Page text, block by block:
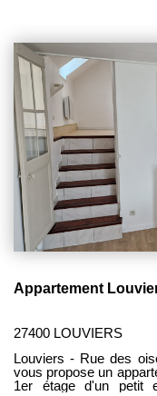
garantie : 732€
Appartement
27400 LOUVIERS
Louviers - Rue des
vous propose un
1er étage d'un petit